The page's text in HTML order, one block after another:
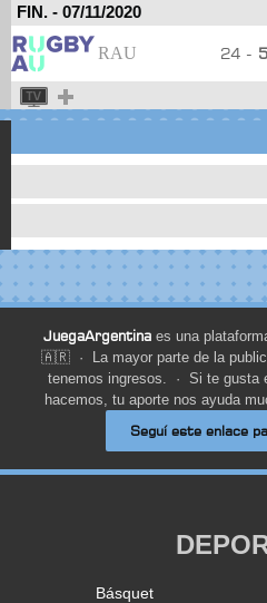
FIN. - 07/11/2020
RAU 24 -
JuegaArgentinaes una
🇦🇷 · La mayor parte de la
tenemos ingresos. · Si te gusta
hacemos, tu aporte nos ayuda
Seguí este enlace
Básquet